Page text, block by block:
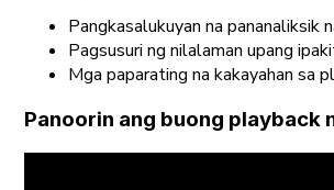
Pangkasalukuyan na pananaliksik
Pagsusuri ng nilalaman upang
Mga paparating na kakayahan sa
Panoorin ang buong playback